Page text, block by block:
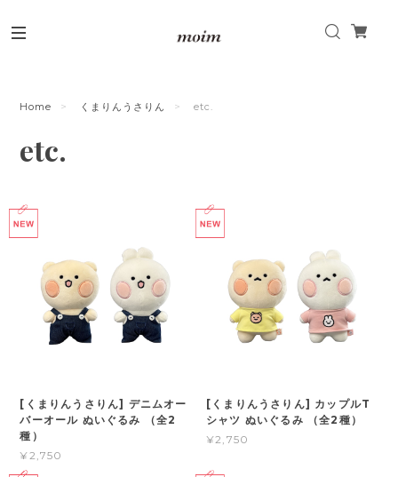
Home くまりんうさりん etc.
etc.
[くまりんうさりん] デニムオー
バーオール ぬいぐるみ （全2
種）
¥2,750
[くまりんうさりん] カップルT
シャツ ぬいぐるみ （全2種）
¥2,750